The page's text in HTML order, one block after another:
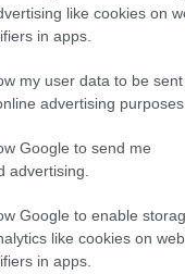
like cookies on
in apps.
my user data to be
advertising purposes.
Google to send me
advertising.
Google to enable
like cookies on
in apps.
le pubblicità
asoli € 1,10 al
l'accesso
dal menù del sito